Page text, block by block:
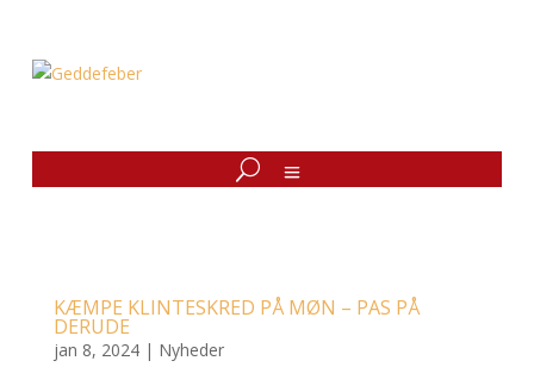
KÆMPE KLINTESKRED PÅ MØN – PAS PÅ
DERUDE
jan 8, 2024| Nyheder